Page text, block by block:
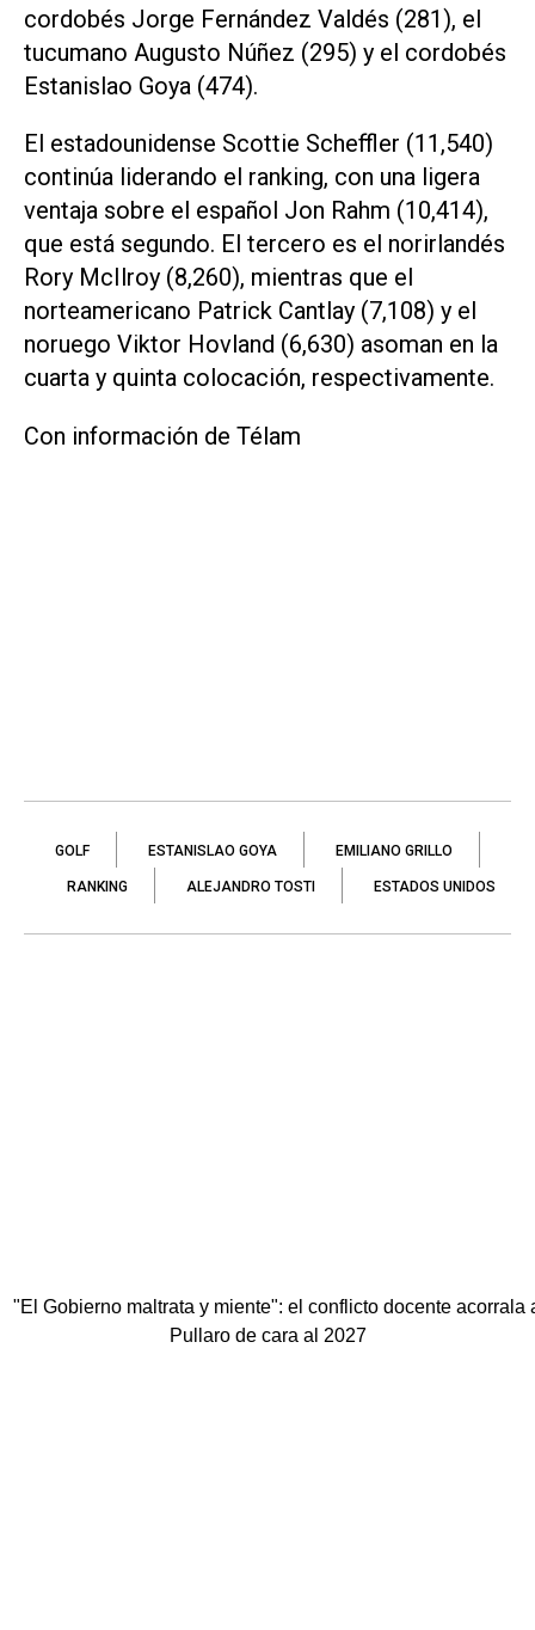
cordobés Jorge Fernández Valdés (281), el
tucumano Augusto Núñez (295) y el cordobés
Estanislao Goya (474).
El estadounidense Scottie Scheffler (11,540)
continúa liderando el ranking, con una ligera
ventaja sobre el español Jon Rahm (10,414),
que está segundo. El tercero es el norirlandés
Rory McIlroy (8,260), mientras que el
norteamericano Patrick Cantlay (7,108) y el
noruego Viktor Hovland (6,630) asoman en la
cuarta y quinta colocación, respectivamente.
Con información de Télam
GOLF ESTANISLAO GOYA EMILIANO GRILLO
RANKING ALEJANDRO TOSTI ESTADOS UNIDOS